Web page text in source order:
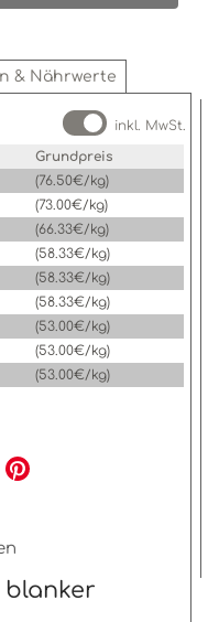
& Nährwerte
inkl. MwSt.
Grundpreis
(76.50€/kg)
(73.00€/kg)
(66.33€/kg)
(58.33€/kg)
(58.33€/kg)
(58.33€/kg)
(53.00€/kg)
(53.00€/kg)
(53.00€/kg)
blanker